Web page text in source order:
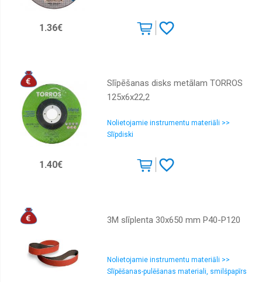
1.36€
Slīpēšanas disks metālam TORROS
125x6x22,2
Nolietojamie instrumentu materiāli >>
Slīpdiski
1.40€
3M slīplenta 30x650 mm P40-P120
Nolietojamie instrumentu materiāli >>
Slīpēšanas-pulēšanas materiali, smilšpapīrs